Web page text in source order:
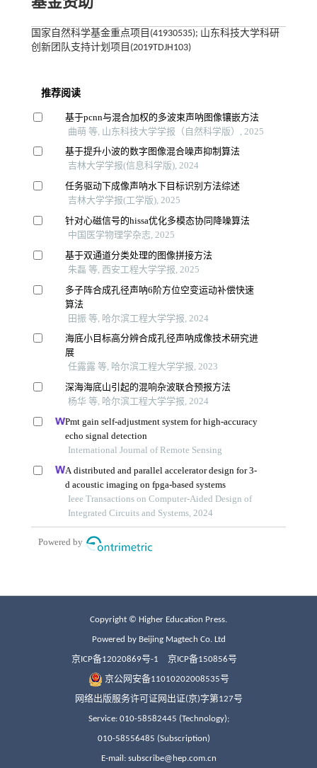
国家自然科学基金重点项目(41930535); 山东科技大学科研
创新团队支持计划项目(2019TDJH103)
Copyright © Higher Education Press.
Powered by Beijing Magtech Co. Ltd
京ICP备12020869号-1 京ICP备150856号
京公网安备11010202008535号
网络出版服务许可证网出证(京)字第127号
Service: 010-58582445 (Technology);
010-58556485 (Subscription)
E-mail: subscribe@hep.com.cn